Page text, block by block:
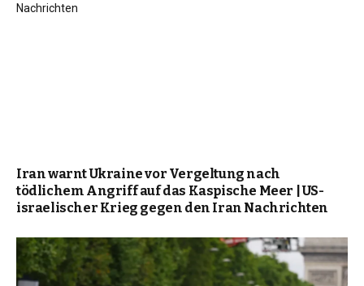
Iran warnt Ukraine vor Vergeltung nach
tödlichem Angriff auf das Kaspische Meer | US-
israelischer Krieg gegen den Iran Nachrichten